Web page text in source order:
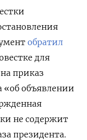
обратил
для
приказ
«об объявлении
не содержит
президента.